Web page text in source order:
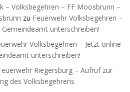
– Volksbegehren – FF Moosbrunn –
zu Feuerwehr Volksbegehren –
unterschreiben!
Volksbegehren – Jetzt online
unterschreiben!
Riegersburg – Aufruf zur
des Volksbegehrens